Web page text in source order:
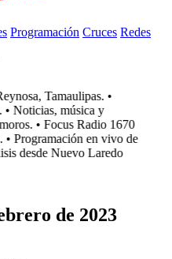
Programación Cruces Redes
Tamaulipas. •
• Noticias, música y
• Focus Radio 1670
• Programación en vivo de
desde Nuevo Laredo
de 2023